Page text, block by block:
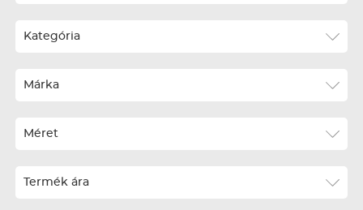
Ár szerint növekvő
Téli termékek előre ár szerint növekvő
Kategória
Márka
Méret
Termék ára